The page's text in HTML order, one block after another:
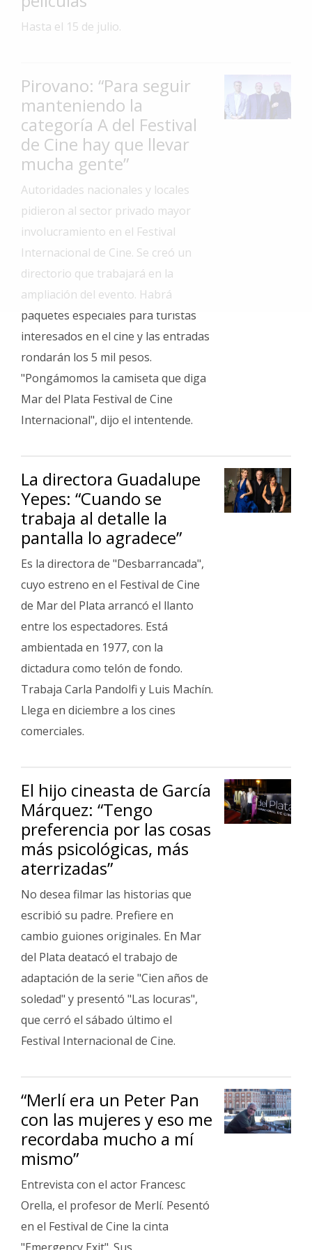
Interés
General
Deportes
Arte
y
Espectáculos
Policiales
Cartelera
Fotos
de
Familia
Clasificados
Fúnebres
Hasta el 15 de julio.
Pirovano: “Para seguir
manteniendo la
categoría A del Festival
de Cine hay que llevar
mucha gente”
Autoridades nacionales y locales
pidieron al sector privado mayor
involucramiento en el Festival
Internacional de Cine. Se creó un
directorio que trabajará en la
ampliación del evento. Habrá
paquetes especiales para turistas
interesados en el cine y las entradas
rondarán los 5 mil pesos.
"Pongámomos la camiseta que diga
Mar del Plata Festival de Cine
Internacional", dijo el intentende.
La directora Guadalupe
Yepes: “Cuando se
trabaja al detalle la
pantalla lo agradece”
Es la directora de "Desbarrancada",
cuyo estreno en el Festival de Cine
de Mar del Plata arrancó el llanto
entre los espectadores. Está
ambientada en 1977, con la
dictadura como telón de fondo.
Trabaja Carla Pandolfi y Luis Machín.
Llega en diciembre a los cines
comerciales.
El hijo cineasta de García
Márquez: “Tengo
preferencia por las cosas
más psicológicas, más
aterrizadas”
No desea filmar las historias que
escribió su padre. Prefiere en
cambio guiones originales. En Mar
del Plata deatacó el trabajo de
adaptación de la serie "Cien años de
soledad" y presentó "Las locuras",
que cerró el sábado último el
Festival Internacional de Cine.
“Merlí era un Peter Pan
con las mujeres y eso me
recordaba mucho a mí
mismo”
Entrevista con el actor Francesc
Orella, el profesor de Merlí. Pesentó
en el Festival de Cine la cinta